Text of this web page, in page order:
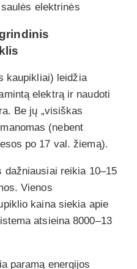
elektrinės
kaupikliai) leidžia
elektrą ir naudoti
Be jų „visiškas
(nebent
po 17 val. žiemą).
dažniausiai reikia 10–15
Vienos
kaina siekia apie
atsieina 8000–13
paramą energijos